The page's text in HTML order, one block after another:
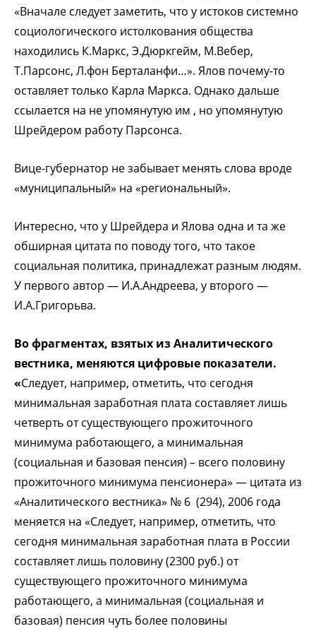
«Вначале следует заметить, что у истоков системно
социологического истолкования общества
находились К.Маркс, Э.Дюркгейм, М.Вебер,
Т.Парсонс, Л.фон Берталанфи…». Ялов почему-то
оставляет только Карла Маркса. Однако дальше
ссылается на не упомянутую им , но упомянутую
Шрейдером работу Парсонса.
Вице-губернатор не забывает менять слова вроде
«муниципальный» на «региональный».
Интересно, что у Шрейдера и Ялова одна и та же
обширная цитата по поводу того, что такое
социальная политика, принадлежат разным людям.
У первого автор — И.А.Андреева, у второго —
И.А.Григорьва.
Во фрагментах, взятых из Аналитического
вестника, меняются цифровые показатели.
«Следует, например, отметить, что сегодня
минимальная заработная плата составляет лишь
четверть от существующего прожиточного
минимума работающего, а минимальная
(социальная и базовая пенсия) – всего половину
прожиточного минимума пенсионера» — цитата из
«Аналитического вестника» № 6 (294), 2006 года
меняется на «Следует, например, отметить, что
сегодня минимальная заработная плата в России
составляет лишь половину (2300 руб.) от
существующего прожиточного минимума
работающего, а минимальная (социальная и
базовая) пенсия чуть более половины